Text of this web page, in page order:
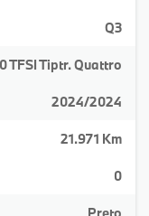
Q3
TFSI Tiptr. Quattro
2024/2024
21.971 Km
0